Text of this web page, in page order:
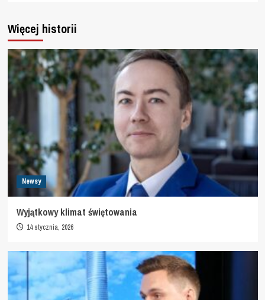
Więcej historii
Newsy
Wyjątkowy klimat świętowania
14 stycznia, 2026